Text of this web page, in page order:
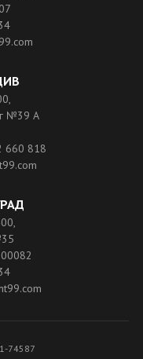
№39 A
660 818
74587